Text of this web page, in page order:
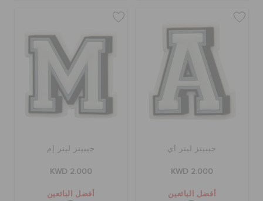
جيبيتز ليتر أي
KWD 2.000
أفضل البائعين
جيبيتز ليتر إم
KWD 2.000
أفضل البائعين